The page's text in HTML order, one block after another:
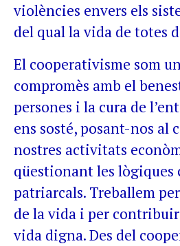
violències envers els
del qual la vida de totes
El cooperativisme som
compromès amb el
persones i la cura de
ens sosté, posant-nos al
nostres activitats
qüestionant les lògiques
patriarcals. Treballem
de la vida i per contribuir
vida digna. Des del